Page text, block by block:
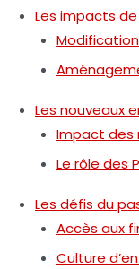
Les impacts
Les nouveaux
Impact des
Le rôle des
Les défis du
Accès aux
Culture